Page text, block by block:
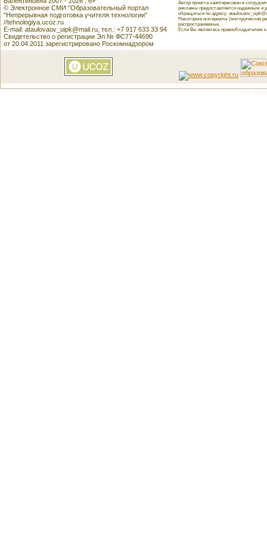
© Электронное СМИ "Образовательный портал
"Непрерывная подготовка учителя технологии"
//tehnologiya.ucoz.ru
E-mail: ataulovaov_uipk@mail.ru, тел.: +7 917 633 33 94
Свидетельство о регистрации Эл № ФС77-44690
от 20.04.2011 зарегистрировано Роскомнадзором
Автор проекта заинтересован в
рекламы предоставляется надёжным и
обращаться по адресу:
Некоторые материалы (методические
распространяемые.
Если Вы являетесь правообладателем